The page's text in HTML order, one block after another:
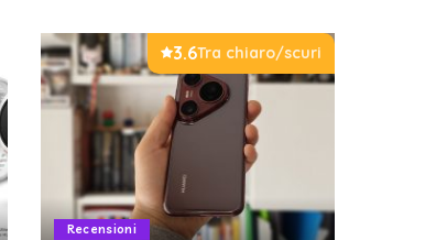
Recensioni
3.6Tra chiaro/scuri